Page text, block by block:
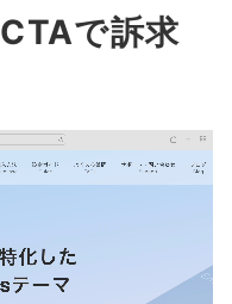
で訴求